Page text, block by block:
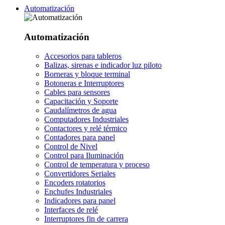
Automatización
Automatización
Accesorios para tableros
Balizas, sirenas e indicador luz piloto
Borneras y bloque terminal
Botoneras e Interruptores
Cables para sensores
Capacitación y Soporte
Caudalímetros de agua
Computadores Industriales
Contactores y relé térmico
Contadores para panel
Control de Nivel
Control para Iluminación
Control de temperatura y proceso
Convertidores Seriales
Encoders rotatorios
Enchufes Industriales
Indicadores para panel
Interfaces de relé
Interruptores fin de carrera